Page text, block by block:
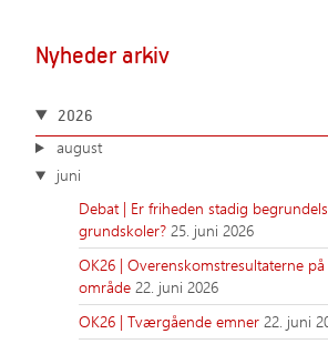
Nyheder arkiv
2026
august
juni
Debat | Er friheden stadig
grundskoler? 25. juni 2026
OK26 | Overenskomstresultaterne
område 22. juni 2026
OK26 | Tværgående emner 22. juni